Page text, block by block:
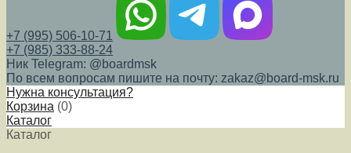
+7 (995) 506-10-71
+7 (985) 333-88-24
Ник Telegram: @boardmsk
По всем вопросам пишите на почту: zakaz@board-msk.ru
Нужна консультация?
Корзина (0)
Каталог
Каталог